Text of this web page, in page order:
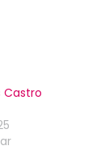
Castro